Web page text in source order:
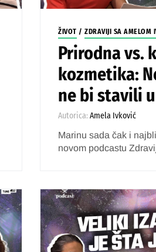
ŽIVOT / ZDRAVIJI SA AMELOM
Prirodna vs.
kozmetika:
ne bi stavili
Autorica: Amela Ivković
Marinu sada čak i
novom podcastu